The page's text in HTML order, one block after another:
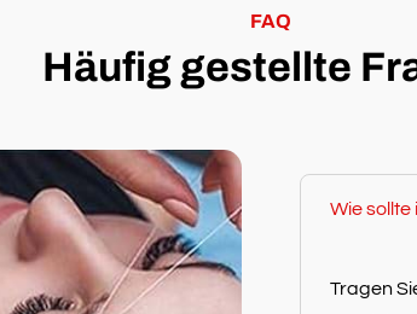
FAQ
Häufig gestellte
Wie sollte
Tragen